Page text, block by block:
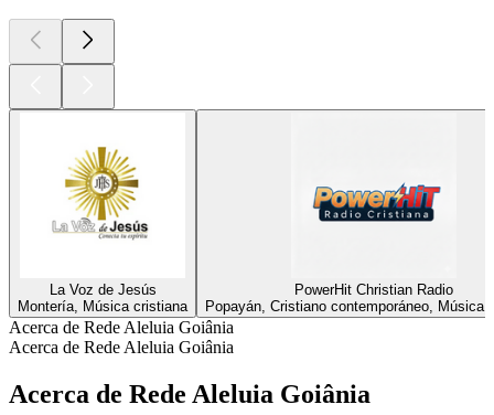
La Voz de Jesús
Montería, Música cristiana
PowerHit Christian Radio
Popayán, Cristiano contemporáneo, Música
Acerca de Rede Aleluia Goiânia
Acerca de Rede Aleluia Goiânia
Acerca de Rede Aleluia Goiânia